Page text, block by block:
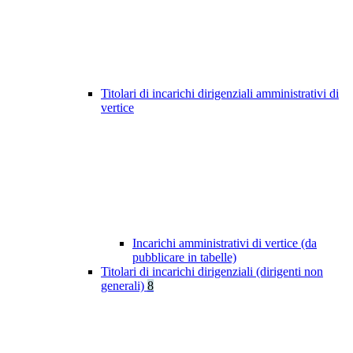
Titolari di incarichi dirigenziali amministrativi di
vertice
Incarichi amministrativi di vertice (da
pubblicare in tabelle)
Titolari di incarichi dirigenziali (dirigenti non
generali) 8